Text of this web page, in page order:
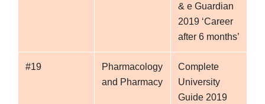
& e Guardian
2019 ‘Career
after 6 months’
#19
Pharmacology
and Pharmacy
Complete
University
Guide 2019